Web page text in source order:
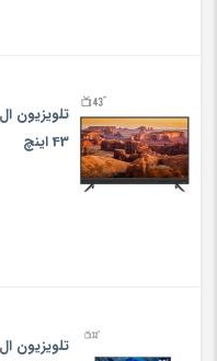
43 اینچ